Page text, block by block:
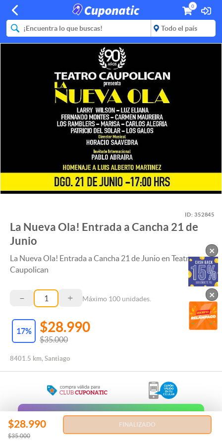
0
ID:352845
La Nueva Ola! Entrada a Cancha 21 de
Junio
La Nueva Ola! Entrada a Cancha 21 de Junio en Teatro
Caupolican
– + Máximo 100 unidades.
17% $28.990
$35.000
8401.5 km, Santiago
Regala esta Experiencia
$28.990
$35.000
FINALIZADO
×
×